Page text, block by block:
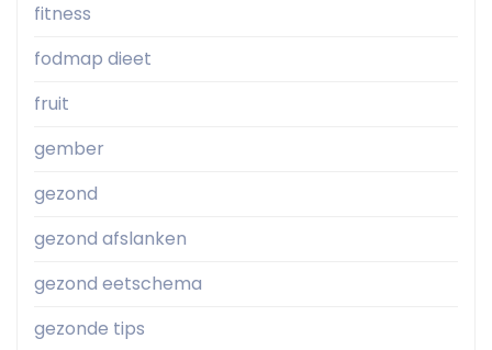
fitness
fodmap dieet
fruit
gember
gezond
gezond afslanken
gezond eetschema
gezonde tips